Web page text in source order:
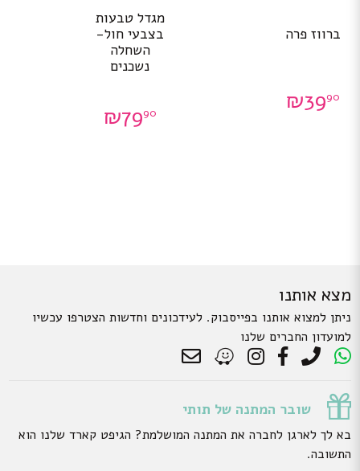
ברווז פרה
₪3990
מגדל טבעות
בצבעי חול-
השחלה
נשכנים
₪7990
מצא אותנו
ניתן למצוא אותנו בפייסבוק. לעידכונים וחדשות הצטרפו עכשיו
למועדון החברים שלנו
שובר המתנה של תותי
בא לך לארגן לחברה את המתנה המושלמת? הגיפט קארד שלנו הוא
התשובה.